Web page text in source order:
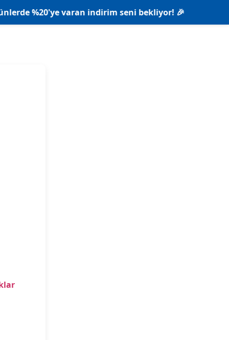
varan indirim seni bekliyor! 🎉